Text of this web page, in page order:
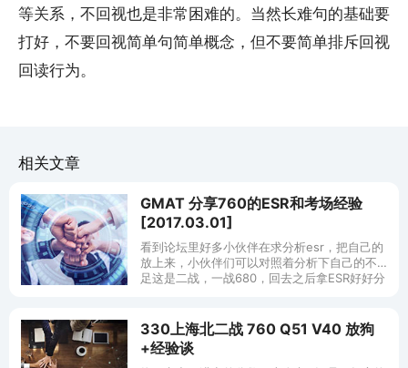
等关系，不回视也是非常困难的。当然长难句的基础要
打好，不要回视简单句简单概念，但不要简单排斥回视
回读行为。
相关文章
GMAT 分享760的ESR和考场经验
[2017.03.01]
看到论坛里好多小伙伴在求分析esr，把自己的
放上来，小伙伴们可以对照着分析下自己的不
足这是二战，一战680，回去之后拿ESR好好分
330上海北二战 760 Q51 V40 放狗
+经验谈